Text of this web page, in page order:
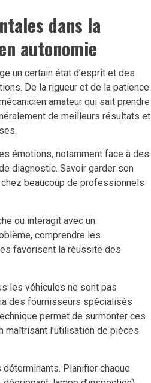
dans la
autonomie
un certain état d’esprit et des
De la rigueur et de la patience
amateur qui sait prendre
de meilleurs résultats et
émotions, notamment face à des
diagnostic. Savoir garder son
beaucoup de professionnels
ou interagit avec un
comprendre les
favorisent la réussite des
les véhicules ne sont pas
des fournisseurs spécialisés
permet de surmonter ces
l’utilisation de pièces
Planifier chaque